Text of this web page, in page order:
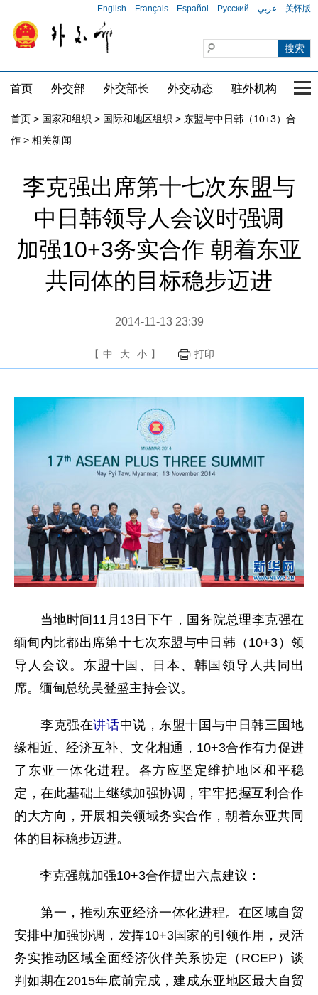
English Français Español Русский عربي 关怀版
首页 外交部 外交部长 外交动态 驻外机构 国
首页 > 国家和组织 > 国际和地区组织 > 东盟与中日韩（10+3）合
作 > 相关新闻
李克强出席第十七次东盟与
中日韩领导人会议时强调
加强10+3务实合作 朝着东亚
共同体的目标稳步迈进
2014-11-13 23:39
【 中 大 小 】 打印
当地时间11月13日下午，国务院总理李克强在
缅甸内比都出席第十七次东盟与中日韩（10+3）领
导人会议。东盟十国、日本、韩国领导人共同出
席。缅甸总统吴登盛主持会议。
李克强在讲话中说，东盟十国与中日韩三国地
缘相近、经济互补、文化相通，10+3合作有力促进
了东亚一体化进程。各方应坚定维护地区和平稳
定，在此基础上继续加强协调，牢牢把握互利合作
的大方向，开展相关领域务实合作，朝着东亚共同
体的目标稳步迈进。
李克强就加强10+3合作提出六点建议：
第一，推动东亚经济一体化进程。在区域自贸
安排中加强协调，发挥10+3国家的引领作用，灵活
务实推动区域全面经济伙伴关系协定（RCEP）谈
判如期在2015年底前完成，建成东亚地区最大自贸